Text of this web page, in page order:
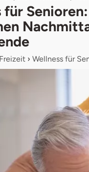
für
Freizeit › Wellness für